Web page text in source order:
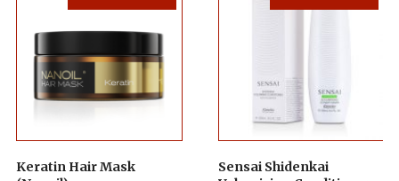
Keratin Hair Mask
Sensai Shidenkai